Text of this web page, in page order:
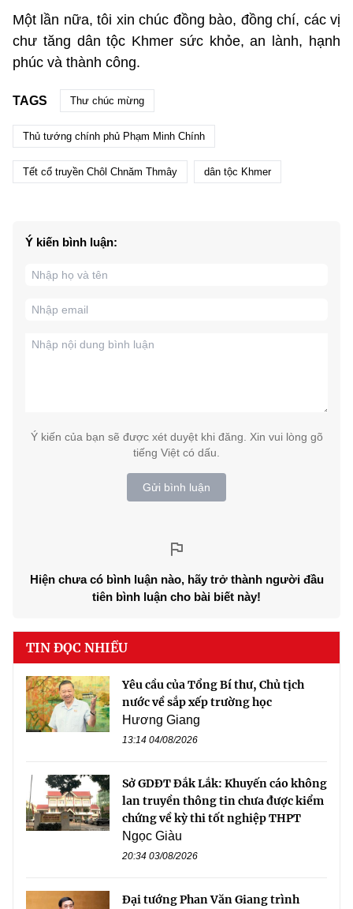
Một lần nữa, tôi xin chúc đồng bào, đồng chí, các vị
chư tăng dân tộc Khmer sức khỏe, an lành, hạnh
phúc và thành công.
TAGS Thư chúc mừng
Thủ tướng chính phủ Phạm Minh Chính
Tết cổ truyền Chôl Chnăm Thmây dân tộc Khmer
Ý kiến bình luận:
Ý kiến của bạn sẽ được xét duyệt khi đăng. Xin vui lòng gõ
tiếng Việt có dấu.
Gửi bình luận
Hiện chưa có bình luận nào, hãy trở thành người đầu
tiên bình luận cho bài biết này!
TIN ĐỌC NHIỀU
Yêu cầu của Tổng Bí thư, Chủ tịch
nước về sắp xếp trường học
Hương Giang
13:14 04/08/2026
Sở GDĐT Đắk Lắk: Khuyến cáo không
lan truyền thông tin chưa được kiểm
chứng về kỳ thi tốt nghiệp THPT
Ngọc Giàu
20:34 03/08/2026
Đại tướng Phan Văn Giang trình